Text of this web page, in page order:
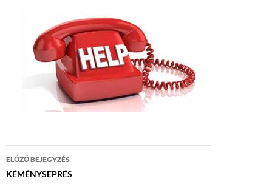
Bejegyzés
navigáció
ELŐZŐ BEJEGYZÉS
KÉMÉNYSEPRÉS